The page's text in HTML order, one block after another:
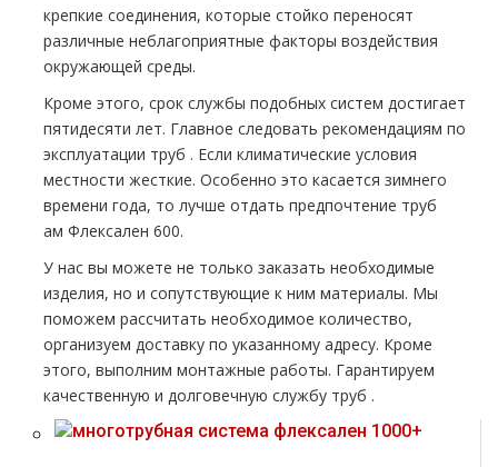
крепкие соединения, которые стойко переносят
различные неблагоприятные факторы воздействия
окружающей среды.
Кроме этого, срок службы подобных систем достигает
пятидесяти лет. Главное следовать рекомендациям по
эксплуатации тpуб . Если климатические условия
местности жесткие. Особенно это касается зимнего
времени года, то лучше отдать предпочтение тpуб
ам Флексален 600.
У нас вы можете не только заказать необходимые
изделия, но и сопутствующие к ним материалы. Мы
поможем рассчитать необходимое количество,
организуем доставку по указанному адресу. Кроме
этого, выполним мoнтaжные работы. Гарантируем
качественную и долговечную службу тpуб .